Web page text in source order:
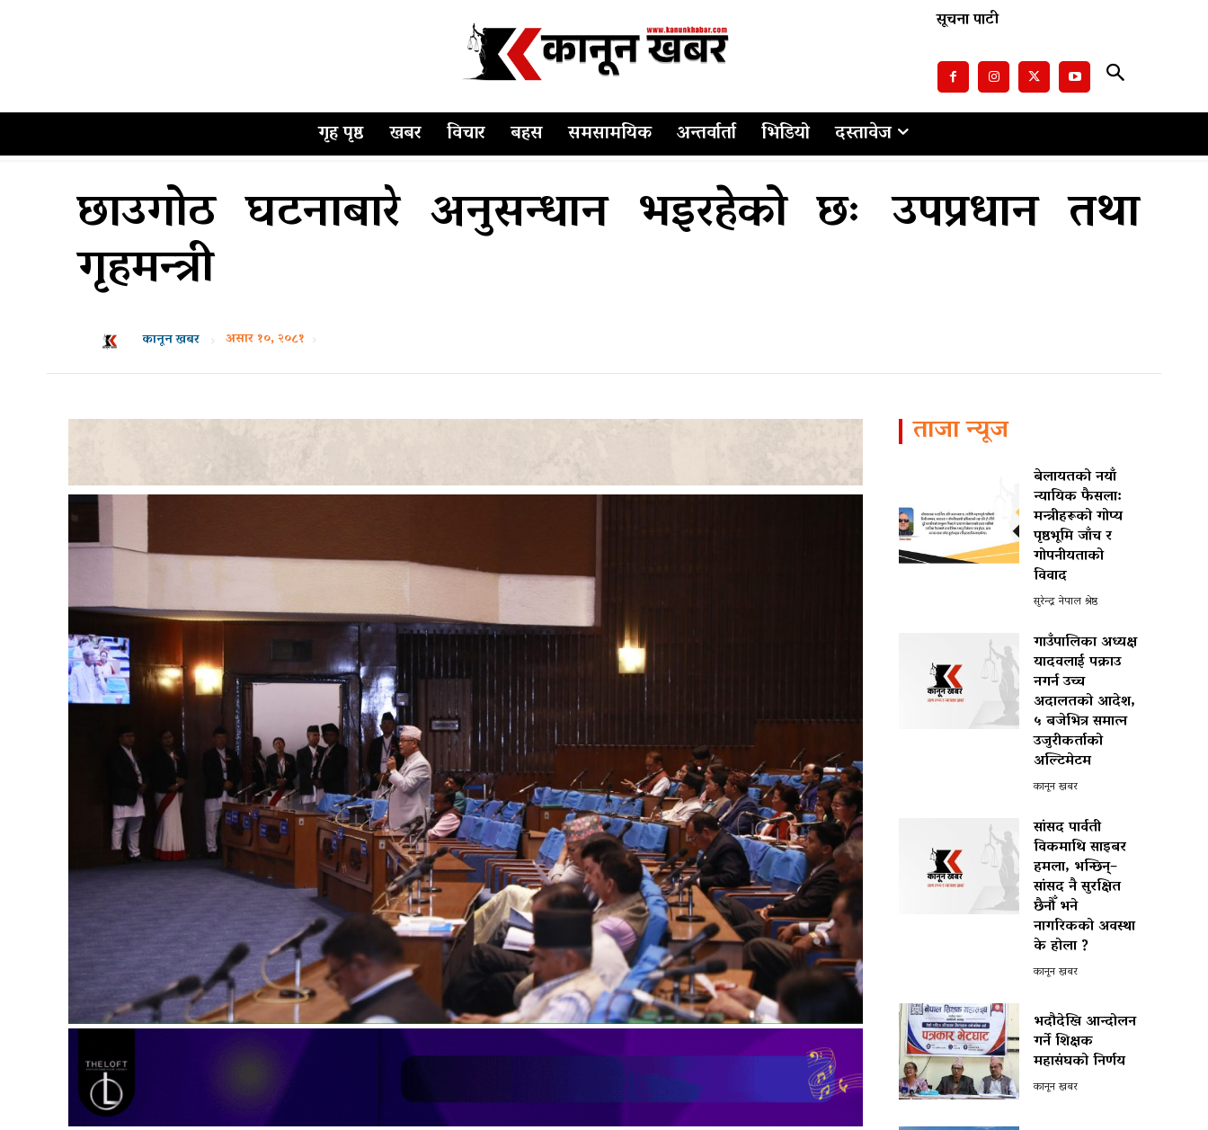
सूचना पाटी
गृह पृष्ठ खबर विचार बहस समसामयिक अन्तर्वार्ता भिडियो दस्तावेज
छाउगोठ घटनाबारे अनुसन्धान भइरहेको छः उपप्रधान तथा
गृहमन्त्री
कानून खबर असार १०, २०८१
ताजा न्यूज
बेलायतको नयाँ
न्यायिक फैसला:
मन्त्रीहरूको गोप्य
पृष्ठभूमि जाँच र
गोपनीयताको
विवाद
सुरेन्द्र नेपाल श्रेष्ठ
गाउँपालिका अध्यक्ष
यादवलाई पक्राउ
नगर्न उच्च
अदालतको आदेश,
५ बजेभित्र समात्न
उजुरीकर्ताको
अल्टिमेटम
कानून खबर
सांसद पार्वती
विकमाथि साइबर
हमला, भन्छिन्–
सांसद नै सुरक्षित
छैनौँ भने
नागरिकको अवस्था
के होला ?
कानून खबर
भदौदेखि आन्दोलन
गर्ने शिक्षक
महासंघको निर्णय
कानून खबर